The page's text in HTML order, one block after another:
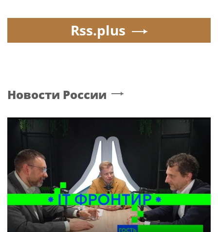
Rss.plus
Новости России